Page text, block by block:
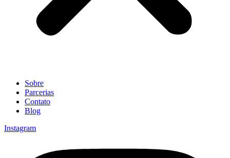
Sobre
Parcerias
Contato
Blog
Instagram